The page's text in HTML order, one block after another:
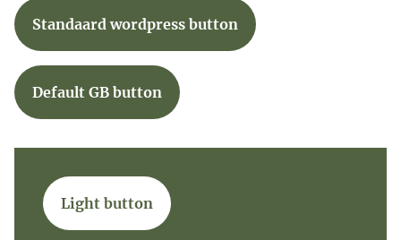
Standaard wordpress button
Default GB button
Light button